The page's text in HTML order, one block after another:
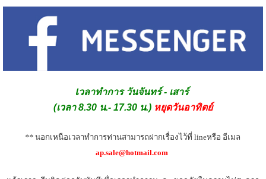
เวลาทำการ วันจันทร์ - เสาร์
(เวลา 8.30 น.- 17.30 น.) หยุดวันอาทิตย์
**
ap.sale@hotmail.com